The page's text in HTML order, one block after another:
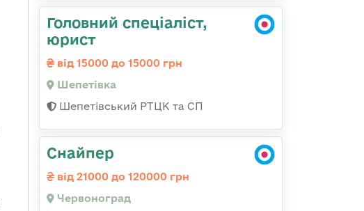
Головний спеціаліст,
юрист
від 15000 до 15000 грн
Шепетівка
Шепетівський РТЦК та СП
Снайпер
від 21000 до 120000 грн
Червоноград